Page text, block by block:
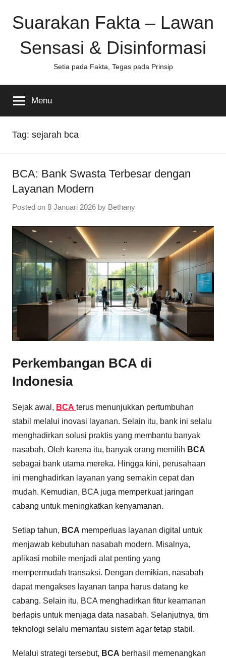
Suarakan Fakta – Lawan
Sensasi & Disinformasi
Setia pada Fakta, Tegas pada Prinsip
Menu
Tag: sejarah bca
BCA: Bank Swasta Terbesar dengan
Layanan Modern
Posted on 8 Januari 2026 by Bethany
Perkembangan BCA di
Indonesia
Sejak awal, BCA terus menunjukkan pertumbuhan
stabil melalui inovasi layanan. Selain itu, bank ini selalu
menghadirkan solusi praktis yang membantu banyak
nasabah. Oleh karena itu, banyak orang memilih BCA
sebagai bank utama mereka. Hingga kini, perusahaan
ini menghadirkan layanan yang semakin cepat dan
mudah. Kemudian, BCA juga memperkuat jaringan
cabang untuk meningkatkan kenyamanan.
Setiap tahun, BCA memperluas layanan digital untuk
menjawab kebutuhan nasabah modern. Misalnya,
aplikasi mobile menjadi alat penting yang
mempermudah transaksi. Dengan demikian, nasabah
dapat mengakses layanan tanpa harus datang ke
cabang. Selain itu, BCA menghadirkan fitur keamanan
berlapis untuk menjaga data nasabah. Selanjutnya, tim
teknologi selalu memantau sistem agar tetap stabil.
Melalui strategi tersebut, BCA berhasil memenangkan